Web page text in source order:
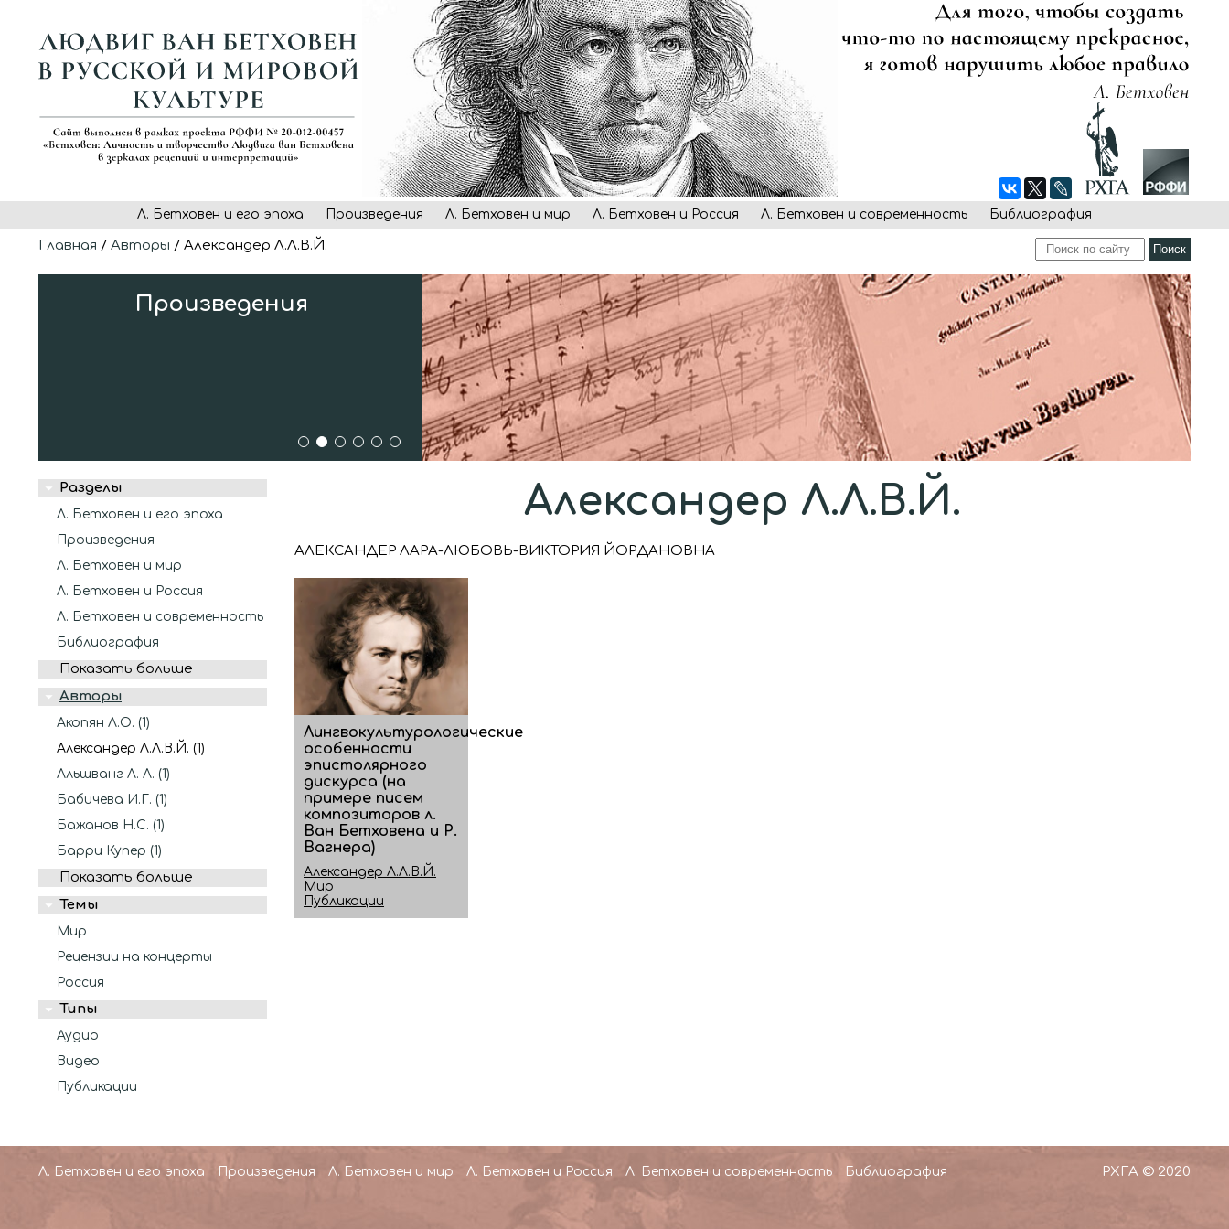
Л. Бетховен и его эпоха Произведения Л. Бетховен и мир Л. Бетховен и Россия Л. Бетховен и современность Библиография
Главная / Авторы / Александер Л.Л.В.Й.
Произведения
Разделы
Л. Бетховен и его эпоха
Произведения
Л. Бетховен и мир
Л. Бетховен и Россия
Л. Бетховен и современность
Библиография
Показать больше
Авторы
Акопян Л.О. (1)
Александер Л.Л.В.Й. (1)
Альшванг А. А. (1)
Бабичева И.Г. (1)
Бажанов Н.С. (1)
Барри Купер (1)
Показать больше
Темы
Мир
Рецензии на концерты
Россия
Типы
Аудио
Видео
Публикации
Александер Л.Л.В.Й.
АЛЕКСАНДЕР ЛАРА-ЛЮБОВЬ-ВИКТОРИЯ ЙОРДАНОВНА
Лингвокультурологические
особенности
эпистолярного
дискурса (на
примере писем
композиторов л.
Ван Бетховена и Р.
Вагнера)
Александер Л.Л.В.Й.
Мир
Публикации
Л. Бетховен и его эпоха Произведения Л. Бетховен и мир Л. Бетховен и Россия Л. Бетховен и современность Библиография РХГА © 2020